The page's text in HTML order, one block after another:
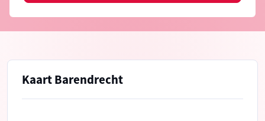
Kaart Barendrecht